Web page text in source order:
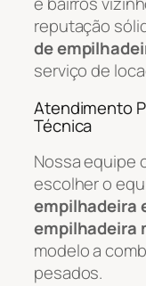
reputação
de
serviço de
Atendimento
Técnica
Nossa equipe
escolher o
empilhadeira
empilhadeira
modelo a
pesados.